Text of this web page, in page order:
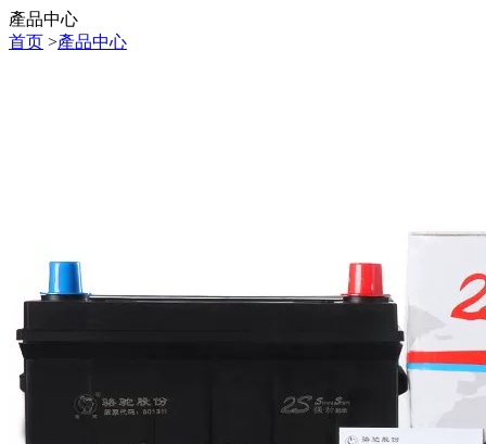
產品中心
首页 >產品中心